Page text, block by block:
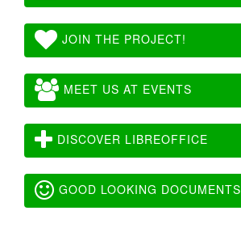
JOIN THE PROJECT!
MEET US AT EVENTS
DISCOVER LIBREOFFICE
GOOD LOOKING DOCUMENTS